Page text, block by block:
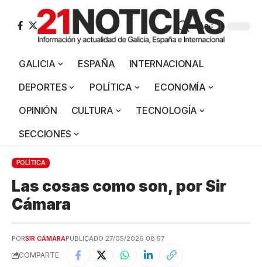
Aa
GALICIA ESPAÑA
INTERNACIONAL
DEPORTES
POLÍTICA
ECONOMÍA
OPINIÓN
CULTURA
TECNOLOGÍA
SECCIONES
POLÍTICA
Las cosas como son, por Sir
Cámara
PORSIR CÁMARAPUBLICADO 27/05/2026 08:57
COMPARTE